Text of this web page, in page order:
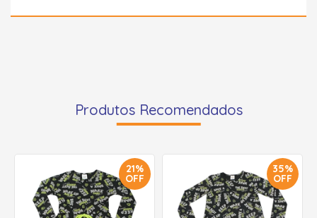
Produtos Recomendados
21%
OFF
35%
OFF